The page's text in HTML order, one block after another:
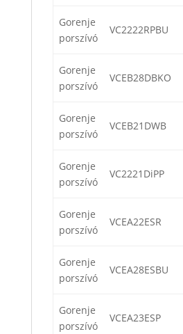
Gorenje
porszívó
VC2222RPBU
Gorenje
porszívó
VCEB28DBKO
Gorenje
porszívó
VCEB21DWB
Gorenje
porszívó
VC2221DiPP
Gorenje
porszívó
VCEA22ESR
Gorenje
porszívó
VCEA28ESBU
Gorenje
porszívó
VCEA23ESP